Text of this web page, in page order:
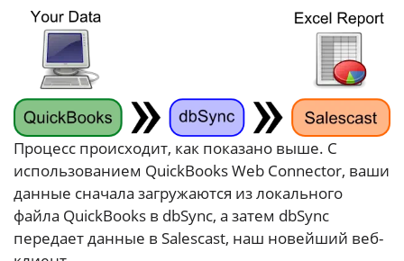
Процесс происходит, как показано выше. С
использованием QuickBooks Web Connector, ваши
данные сначала загружаются из локального
файла QuickBooks в dbSync, а затем dbSync
передает данные в Salescast, наш новейший веб-